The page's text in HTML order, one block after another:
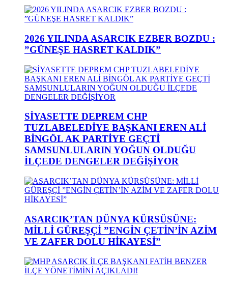
2026 YILINDA ASARCIK EZBER BOZDU :
”GÜNEŞE HASRET KALDIK”
SİYASETTE DEPREM CHP
TUZLABELEDİYE BAŞKANI EREN ALİ
BİNGÖL AK PARTİYE GEÇTİ
SAMSUNLULARIN YOĞUN OLDUĞU
İLÇEDE DENGELER DEĞİŞİYOR
ASARCIK’TAN DÜNYA KÜRSÜSÜNE:
MİLLİ GÜREŞÇİ ”ENGİN ÇETİN’İN AZİM
VE ZAFER DOLU HİKAYESİ”